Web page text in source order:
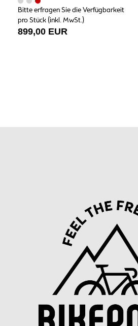
Bitte erfragen Sie die Verfügbarkeit
pro Stück (inkl. MwSt.)
899,00 EUR